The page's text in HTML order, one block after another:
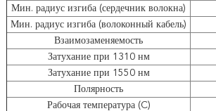
Мин. радиус изгиба (сердечник волокна)
Мин. радиус изгиба (волоконный кабель)
Взаимозаменяемость
Затухание при 1310 нм
Затухание при 1550 нм
Полярность
Рабочая температура (C)